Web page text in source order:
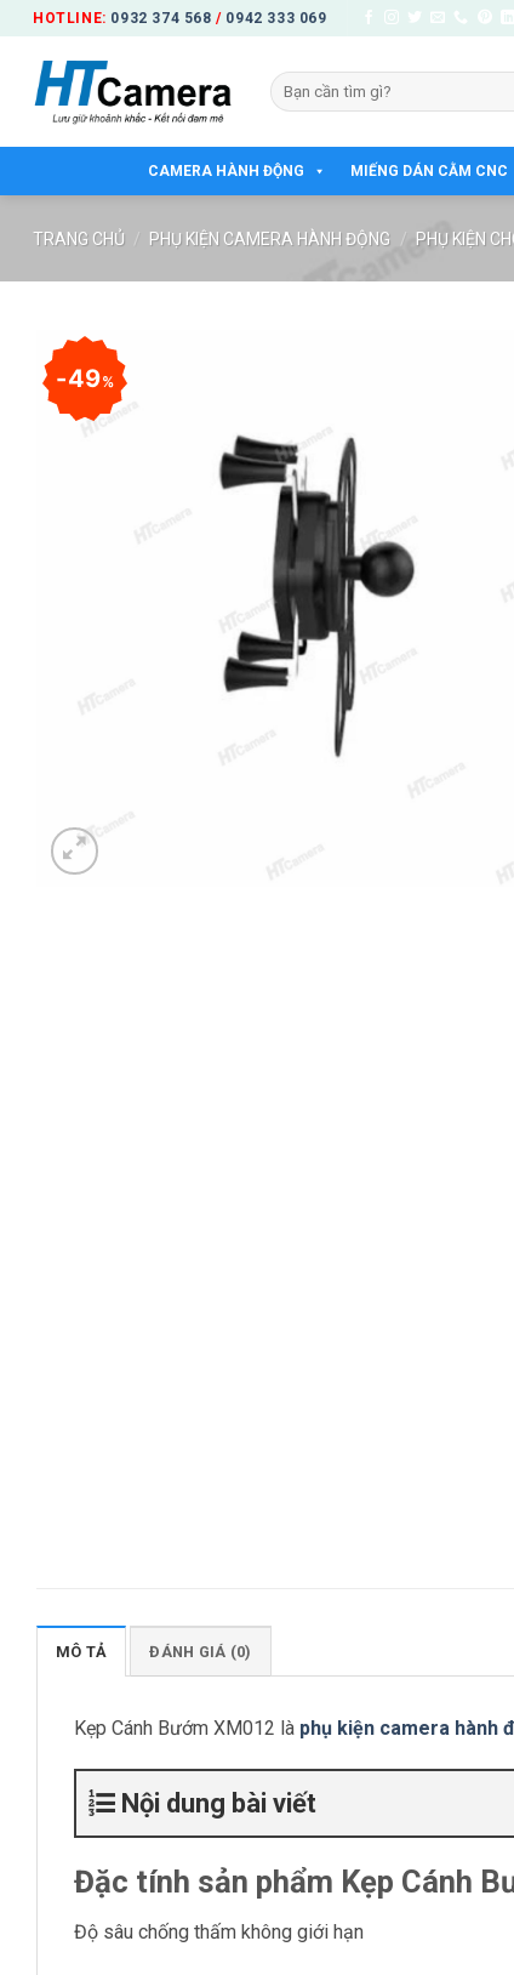
qua
dung
HOTLINE: 0932 374 568 / 0942 333 069
Tìm
kiếm:
CAMERA HÀNH ĐỘNG MIẾNG DÁN CẰM CNC
TRANG CHỦ / PHỤ KIỆN CAMERA HÀNH ĐỘNG / PHỤ KIỆN
49%
MÔ TẢ ĐÁNH GIÁ (0)
Kẹp Cánh Bướm XM012 là phụ kiện camera hành
Nội dung bài viết
Đặc tính sản phẩm Kẹp Cánh
Độ sâu chống thấm không giới hạn